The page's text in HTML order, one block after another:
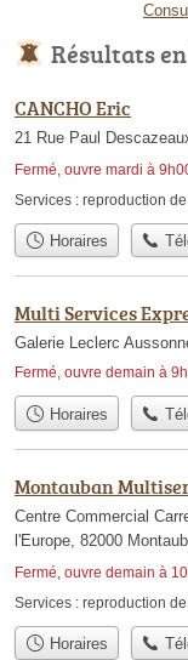
Résultats
CANCHO Eric
21 Rue Paul
Fermé, ouvre mardi à
Services : reproduction
Horaires
Multi Services
Galerie Leclerc
Fermé, ouvre demain à
Horaires
Montauban
Centre Commercial
l'Europe, 82000
Fermé, ouvre demain à
Services : reproduction
Horaires